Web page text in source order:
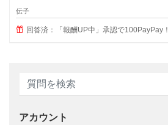
伝子
回答済：「報酬UP中」承認で100PayPay！
アカウント